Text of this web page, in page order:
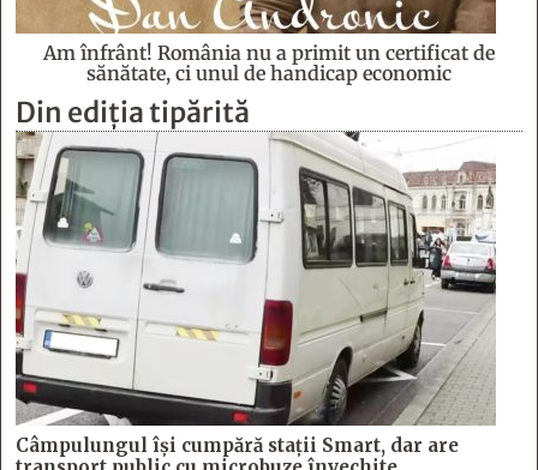
Am înfrânt! România nu a primit un certificat de
sănătate, ci unul de handicap economic
Din ediția tipărită
Câmpulungul îşi cumpără staţii Smart, dar are